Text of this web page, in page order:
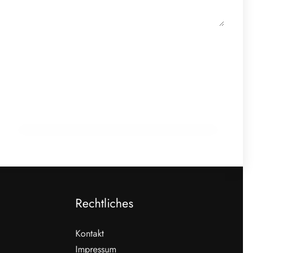
Rechtliches
Kontakt
Impressum